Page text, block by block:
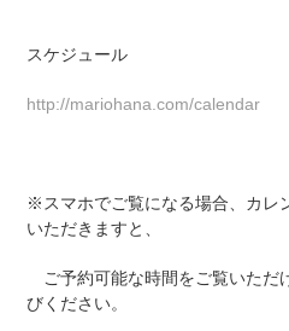
スケジュール
http://mariohana.com/calendar
※スマホでご覧になる場合、カレ
いただきますと、
ご予約可能な時間をご覧いただ
びください。